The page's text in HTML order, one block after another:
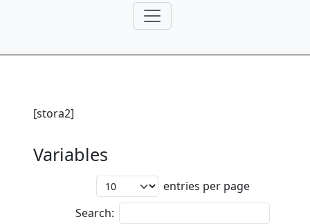
[stora2]
Variables
entries per page
Search: